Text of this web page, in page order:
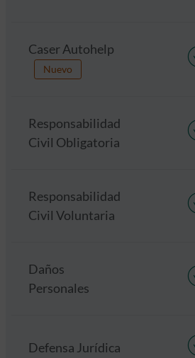
Caser Autohelp
Nuevo
Responsabilidad
Civil Obligatoria
Responsabilidad
Civil Voluntaria
Daños
Personales
Defensa Jurídica